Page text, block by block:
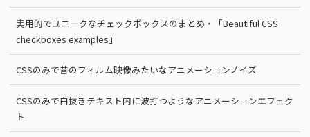
実用的でユニークなチェックボックスのまとめ・「Beautiful CSS
checkboxes examples」
CSSのみで昔のフィルム映像みたいなアニメーションノイズ
CSSのみで白抜きテキスト内に波打つようなアニメーションエフェク
ト